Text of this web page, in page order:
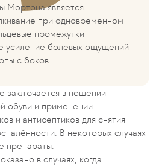
Мортона является
при одновременном
промежутки
усиление болевых ощущений
с боков.
заключается в ношении
обуви и применении
и антисептиков для снятия
В некоторых случаях
препараты.
в случаях, когда